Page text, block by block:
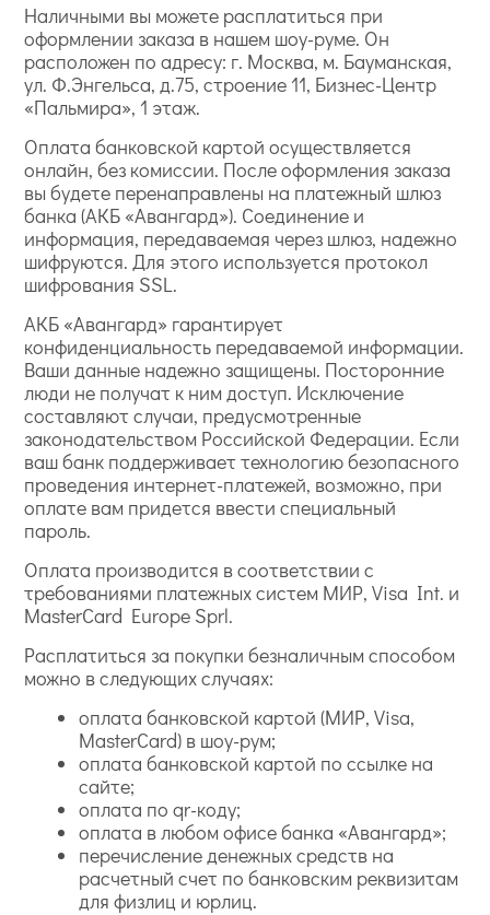
Наличными вы можете расплатиться при
оформлении заказа в нашем шоу-руме. Он
расположен по адресу: г. Москва, м. Бауманская,
ул. Ф.Энгельса, д.75, строение 11, Бизнес-Центр
«Пальмира», 1 этаж.
Оплата банковской картой осуществляется
онлайн, без комиссии. После оформления заказа
вы будете перенаправлены на платежный шлюз
банка (АКБ «Авангард»). Соединение и
информация, передаваемая через шлюз, надежно
шифруются. Для этого используется протокол
шифрования SSL.
АКБ «Авангард» гарантирует
конфиденциальность передаваемой информации.
Ваши данные надежно защищены. Посторонние
люди не получат к ним доступ. Исключение
составляют случаи, предусмотренные
законодательством Российской Федерации. Если
ваш банк поддерживает технологию безопасного
проведения интернет-платежей, возможно, при
оплате вам придется ввести специальный
пароль.
Оплата производится в соответствии с
требованиями платежных систем МИР, Visa Int. и
MasterCard Europe Sprl.
Расплатиться за покупки безналичным способом
можно в следующих случаях:
оплата банковской картой (МИР, Visa,
MasterCard) в шоу-рум;
оплата банковской картой по ссылке на
сайте;
оплата по qr-коду;
оплата в любом офисе банка «Авангард»;
перечисление денежных средств на
расчетный счет по банковским реквизитам
для физлиц и юрлиц.